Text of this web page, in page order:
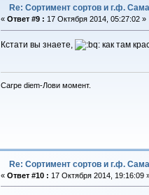
Re: Сортимент сортов и г.ф.
« Ответ #9 : 17 Октября 2014, 05:27:02 »
Кстати вы знаете, как там
Carpe diem-Лови момент.
Re: Сортимент сортов и г.ф.
« Ответ #10 : 17 Октября 2014, 19:16:09